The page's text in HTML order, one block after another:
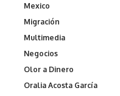
Mexico
Migración
Multimedia
Negocios
Olor a Dinero
Oralia Acosta García